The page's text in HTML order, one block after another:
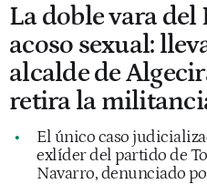
La doble vara del
acoso sexual:
alcalde de
retira la
El único caso
exlíder del partido de
Navarro, denunciado